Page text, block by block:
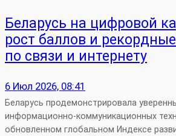
Беларусь на цифровой
рост баллов и
по связи и интернету
6 Июл 2026, 08:41
Беларусь продемонстрировала
информационно‑коммуникационных
обновленном глобальном Индексе